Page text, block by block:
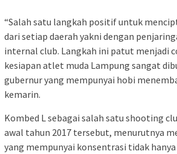
“Salah satu langkah positif untuk
dari setiap daerah yakni dengan
internal club. Langkah ini patut menjadi
kesiapan atlet muda Lampung sangat
gubernur yang mempunyai hobi
kemarin.
Kombed L sebagai salah satu shooting
awal tahun 2017 tersebut, menurutnya
yang mempunyai konsentrasi tidak